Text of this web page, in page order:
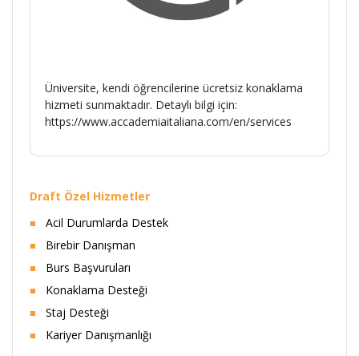
Üniversite, kendi öğrencilerine ücretsiz konaklama
hizmeti sunmaktadır. Detaylı bilgi için:
https://www.accademiaitaliana.com/en/services
Draft Özel Hizmetler
Acil Durumlarda Destek
Birebir Danışman
Burs Başvuruları
Konaklama Desteği
Staj Desteği
Kariyer Danışmanlığı